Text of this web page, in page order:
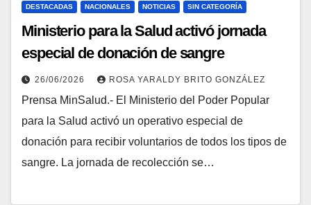
DESTACADAS NACIONALES NOTICIAS SIN CATEGORÍA
Ministerio para la Salud activó jornada
especial de donación de sangre
26/06/2026 ROSA YARALDY BRITO GONZÁLEZ
Prensa MinSalud.- El Ministerio del Poder Popular
para la Salud activó un operativo especial de
donación para recibir voluntarios de todos los tipos de
sangre. La jornada de recolección se…